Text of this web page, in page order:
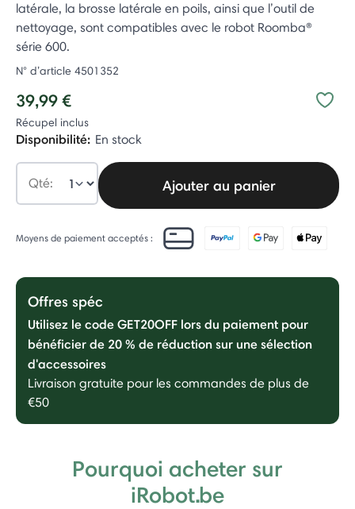
latérale, la brosse latérale en poils, ainsi que l’outil de
nettoyage, sont compatibles avec le robot Roomba®
série 600.
N° d’article 4501352
39,99 €
Récupel inclus
Disponibilité: En stock
Qté: Ajouter au panier
Moyens de paiement acceptés :
Offres spéc
Utilisez le code GET20OFF lors du paiement pour
bénéficier de 20 % de réduction sur une sélection
d'accessoires
Livraison gratuite pour les commandes de plus de
€50
Pourquoi acheter sur
iRobot.be